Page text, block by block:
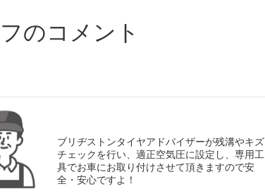
のコメント
ブリヂストンタイヤアドバイザーが残溝やキズ
チェックを行い、適正空気圧に設定し、専用工
具でお車にお取り付けさせて頂きますので安
全・安心ですよ！